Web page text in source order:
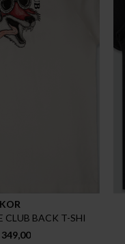
CLUB BACK T-SHI